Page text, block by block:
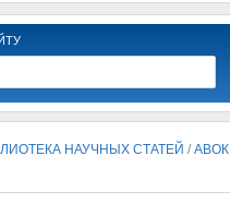
НАУЧНЫХ СТАТЕЙ /